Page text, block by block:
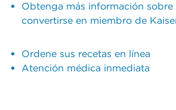
Obtenga más información sobre
convertirse en miembro de
Ordene sus recetas en línea
Atención médica inmediata